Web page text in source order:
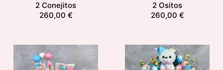
2 Conejitos
260,00 €
2 Ositos
260,00 €